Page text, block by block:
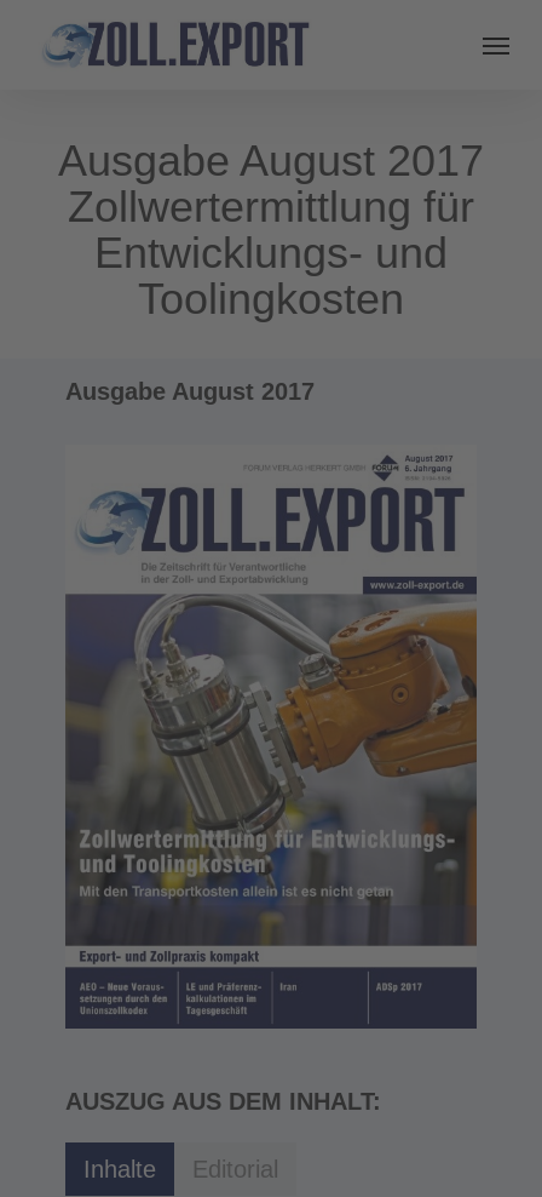
Ausgabe August 2017
Zollwertermittlung für
Entwicklungs- und
Toolingkosten
Ausgabe August 2017
AUSZUG AUS DEM INHALT:
Inhalte Editorial